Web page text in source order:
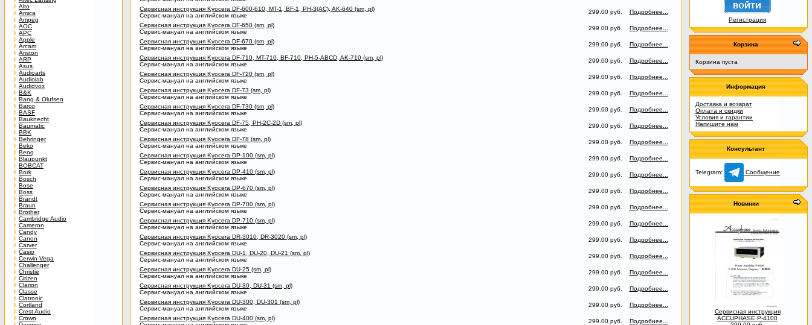
Alto
Amica
Ampeg
AOC
APC
Apple
Arcam
Ariston
ARP
Asus
Audioarts
Audiolab
Audiovox
B&K
Bang & Olufsen
Barco
BASF
Bauknecht
Baumatic
BBK
Behringer
Beko
Benq
Blaupunkt
BOBCAT
Bork
Bosch
Bose
Boss
Brandt
Braun
Brother
Cambridge Audio
Cameron
Candy
Canon
Carver
Casio
Cerwin-Vega
Challenger
Christie
Citizen
Clarion
Classe
Clatronic
Cortland
Crest Audio
Crown
Сервисная инструкция Kyocera DF-600-610, MT-1, BF-1, PH-3(AC), AK-640 (sm, pl)
Сервис-мануал на английском языке
299.00 руб.
Подробнее...
Сервисная инструкция Kyocera DF-650 (sm, pl)
Сервис-мануал на английском языке
299.00 руб.
Подробнее...
Сервисная инструкция Kyocera DF-670 (sm, pl)
Сервис-мануал на английском языке
299.00 руб.
Подробнее...
Сервисная инструкция Kyocera DF-710, MT-710, BF-710, PH-5-ABCD, AK-710 (sm, pl)
Сервис-мануал на английском языке
299.00 руб.
Подробнее...
Сервисная инструкция Kyocera DF-720 (sm, pl)
Сервис-мануал на английском языке
299.00 руб.
Подробнее...
Сервисная инструкция Kyocera DF-73 (sm, pl)
Сервис-мануал на английском языке
299.00 руб.
Подробнее...
Сервисная инструкция Kyocera DF-730 (sm, pl)
Сервис-мануал на английском языке
299.00 руб.
Подробнее...
Сервисная инструкция Kyocera DF-75, PH-2C-2D (sm, pl)
Сервис-мануал на английском языке
299.00 руб.
Подробнее...
Сервисная инструкция Kyocera DF-78 (sm, pl)
Сервис-мануал на английском языке
299.00 руб.
Подробнее...
Сервисная инструкция Kyocera DP-100 (sm, pl)
Сервис-мануал на английском языке
299.00 руб.
Подробнее...
Сервисная инструкция Kyocera DP-410 (sm, pl)
Сервис-мануал на английском языке
299.00 руб.
Подробнее...
Сервисная инструкция Kyocera DP-670 (sm, pl)
Сервис-мануал на английском языке
299.00 руб.
Подробнее...
Сервисная инструкция Kyocera DP-700 (sm, pl)
Сервис-мануал на английском языке
299.00 руб.
Подробнее...
Сервисная инструкция Kyocera DP-710 (sm, pl)
Сервис-мануал на английском языке
299.00 руб.
Подробнее...
Сервисная инструкция Kyocera DR-3010, DR-3020 (sm, pl)
Сервис-мануал на английском языке
299.00 руб.
Подробнее...
Сервисная инструкция Kyocera DU-1, DU-20, DU-21 (sm, pl)
Сервис-мануал на английском языке
299.00 руб.
Подробнее...
Сервисная инструкция Kyocera DU-25 (sm, pl)
Сервис-мануал на английском языке
299.00 руб.
Подробнее...
Сервисная инструкция Kyocera DU-30, DU-31 (sm, pl)
Сервис-мануал на английском языке
299.00 руб.
Подробнее...
Сервисная инструкция Kyocera DU-300, DU-301 (sm, pl)
Сервис-мануал на английском языке
299.00 руб.
Подробнее...
Сервисная инструкция Kyocera DU-400 (sm, pl)
299.00 руб.
Подробнее...
Регистрация
Корзина
Корзина пуста
Информация
Доставка и возврат
Оплата и скидки
Условия и гарантии
Напишите нам
Консультант
Telegram: Сообщение
Новинки
Сервисная инструкция
ACCUPHASE P-4100